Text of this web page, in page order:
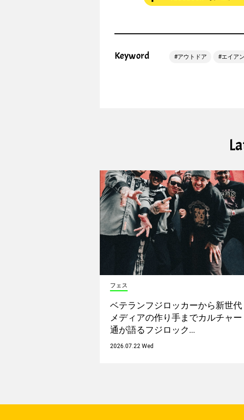
Keyword アウトドア エイア
フェス
ベテランフジロッカーから新世代
メディアの作り手までカルチャー
通が語るフジロック…
2026.07.22 Wed